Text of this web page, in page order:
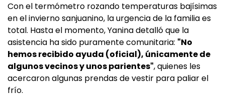
Con el termómetro rozando temperaturas bajísimas
en el invierno sanjuanino, la urgencia de la familia es
total. Hasta el momento, Yanina detalló que la
asistencia ha sido puramente comunitaria: "No
hemos recibido ayuda (oficial), únicamente de
algunos vecinos y unos parientes", quienes les
acercaron algunas prendas de vestir para paliar el
frío.